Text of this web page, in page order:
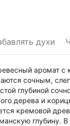
духи
аромат с
сочным,
глубиной
дерева и
кремовой
глубину. В